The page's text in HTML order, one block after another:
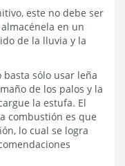
este no debe ser
en un
de la lluvia y la
sólo usar leña
de los palos y la
la estufa. El
combustión es que
lo cual se logra